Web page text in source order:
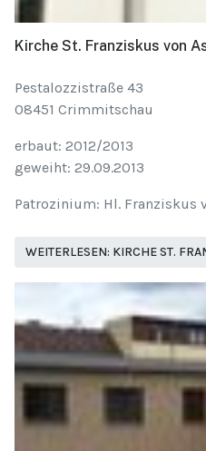
Kirche St. Franziskus von
Pestalozzistraße 43
08451 Crimmitschau
erbaut: 2012/2013
geweiht: 29.09.2013
Patrozinium: Hl. Franziskus
WEITERLESEN: KIRCHE ST.